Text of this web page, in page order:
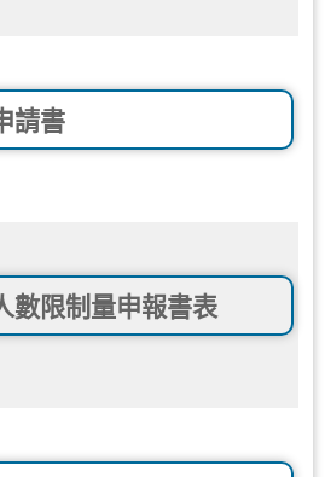
請書
數限制量申報書表